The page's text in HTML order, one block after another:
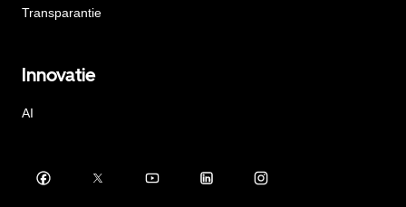
Transparantie
Innovatie
AI